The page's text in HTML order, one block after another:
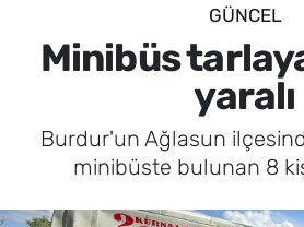
GÜNCEL
Minibüs
yaralı
Burdur'un Ağlasun
minibüste bulunan 8